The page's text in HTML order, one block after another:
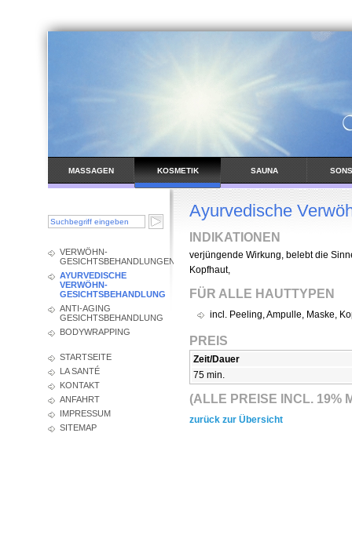
MASSAGEN KOSMETIK SAUNA
VERWÖHN-
GESICHTSBEHANDLUNGEN
AYURVEDISCHE
VERWÖHN-
GESICHTSBEHANDLUNG
ANTI-AGING
GESICHTSBEHANDLUNG
BODYWRAPPING
STARTSEITE
LA SANTÉ
KONTAKT
ANFAHRT
IMPRESSUM
SITEMAP
Ayurvedische
INDIKATIONEN
verjüngende Wirkung, belebt die
Kopfhaut,
FÜR ALLE HAUTTYPEN
incl. Peeling, Ampulle, Maske,
PREIS
Zeit/Dauer
75 min.
(ALLE PREISE INCL. 19%
zurück zur Übersicht